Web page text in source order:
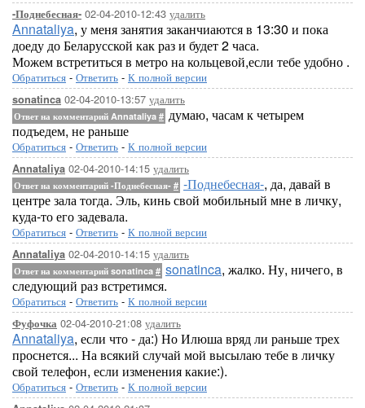
-Поднебесная- 02-04-2010-12:43 удалить
Annataliya, у меня занятия заканчиаются в 13:30 и пока
доеду до Беларусской как раз и будет 2 часа.
Можем встретиться в метро на кольцевой,если тебе удобно .
Обратиться - Ответить - К полной версии
sonatinca 02-04-2010-13:57 удалить
Ответ на комментарий Annataliya # думаю, часам к четырем
подъедем, не раньше
Обратиться - Ответить - К полной версии
Annataliya 02-04-2010-14:15 удалить
Ответ на комментарий -Поднебесная- # -Поднебесная-, да, давай в
центре зала тогда. Эль, кинь свой мобильный мне в личку,
куда-то его задевала.
Обратиться - Ответить - К полной версии
Annataliya 02-04-2010-14:15 удалить
Ответ на комментарий sonatinca # sonatinca, жалко. Ну, ничего, в
следующий раз встретимся.
Обратиться - Ответить - К полной версии
Фуфочка 02-04-2010-21:08 удалить
Annataliya, если что - да:) Но Илюша вряд ли раньше трех
проснется... На всякий случай мой высылаю тебе в личку
свой телефон, если изменения какие:).
Обратиться - Ответить - К полной версии